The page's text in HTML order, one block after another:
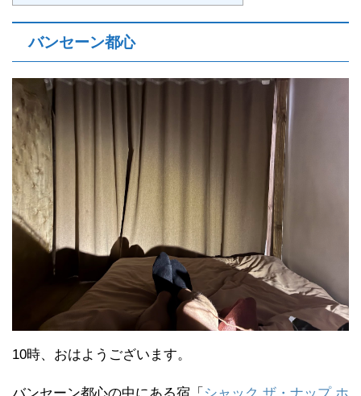
バンセーン都心
10時、おはようございます。